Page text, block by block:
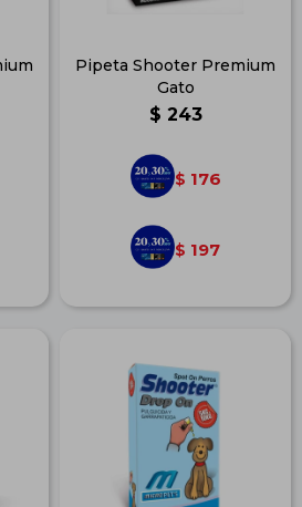
Pipeta Shooter Premium
Gato
$ 243
$ 176
$ 197